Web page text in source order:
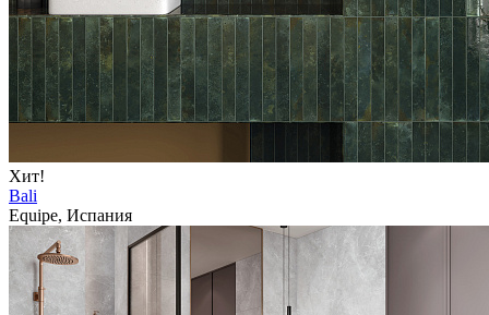
Хит!
Bali
Equipe, Испания